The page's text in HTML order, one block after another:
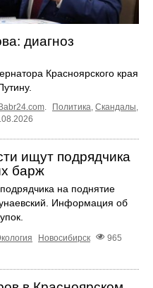
диагноз
Красноярского края
Babr24.com. Политика, Скандалы,
ищут подрядчика
барж
на поднятие
Информация об
Новосибирск
965